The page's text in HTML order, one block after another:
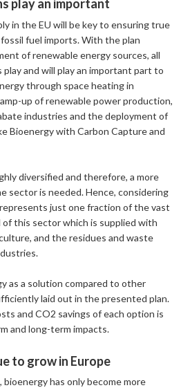
play an important
in the EU will be key to ensuring true
fuel imports. With the plan
of renewable energy sources, all
and will play an important part to
through space heating in
up of renewable power production,
industries and the deployment of
Bioenergy with Carbon Capture and
diversified and therefore, a more
sector is needed. Hence, considering
just one fraction of the vast
this sector which is supplied with
and the residues and waste
as a solution compared to other
laid out in the presented plan.
and CO2 savings of each option is
and long-term impacts.
to grow in Europe
has only become more